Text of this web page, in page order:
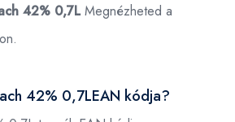
42% 0,7LMegnézheted a
42% 0,7LEAN kódja?